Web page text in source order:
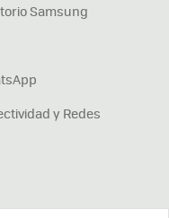
Samsung
y Redes